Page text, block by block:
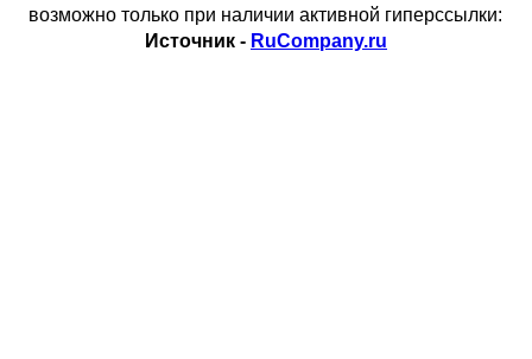
возможно только при наличии активной гиперссылки:
Источник - RuCompany.ru